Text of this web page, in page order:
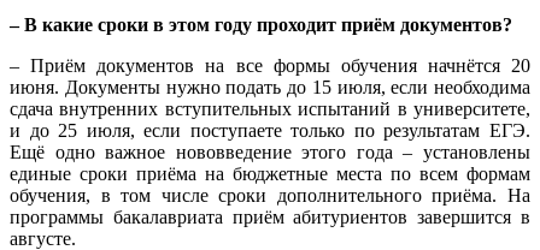
– В какие сроки в этом году проходит приём документов?
– Приём документов на все формы обучения начнётся 20
июня. Документы нужно подать до 15 июля, если необходима
сдача внутренних вступительных испытаний в университете,
и до 25 июля, если поступаете только по результатам ЕГЭ.
Ещё одно важное нововведение этого года – установлены
единые сроки приёма на бюджетные места по всем формам
обучения, в том числе сроки дополнительного приёма. На
программы бакалавриата приём абитуриентов завершится в
августе.